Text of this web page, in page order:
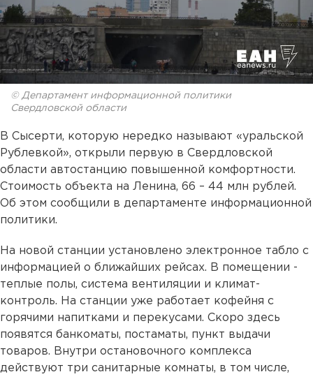
© Департамент информационной политики
Свердловской области
В Сысерти, которую нередко называют «уральской
Рублевкой», открыли первую в Свердловской
области автостанцию повышенной комфортности.
Стоимость объекта на Ленина, 66 – 44 млн рублей.
Об этом сообщили в департаменте информационной
политики.
На новой станции установлено электронное табло с
информацией о ближайших рейсах. В помещении -
теплые полы, система вентиляции и климат-
контроль. На станции уже работает кофейня с
горячими напитками и перекусами. Скоро здесь
появятся банкоматы, постаматы, пункт выдачи
товаров. Внутри остановочного комплекса
действуют три санитарные комнаты, в том числе,